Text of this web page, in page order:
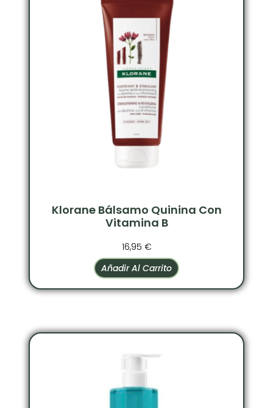
Klorane Bálsamo Quinina Con
Vitamina B
16,95 €
Añadir Al Carrito